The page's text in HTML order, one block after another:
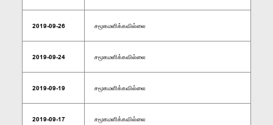
2019-09-26 சமூகமளிக்கவில்லை
2019-09-24 சமூகமளிக்கவில்லை
2019-09-19 சமூகமளிக்கவில்லை
2019-09-17 சமூகமளிக்கவில்லை